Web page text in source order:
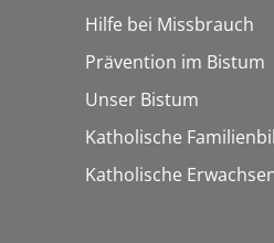
Hilfe bei Missbrauch
Prävention im Bistum
Unser Bistum
Katholische
Katholische